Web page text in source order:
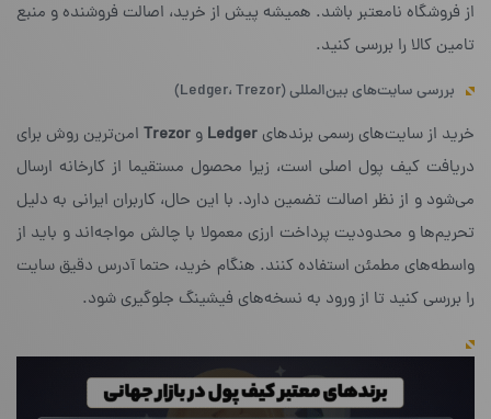
از فروشگاه نامعتبر باشد. همیشه پیش از خرید، اصالت فروشنده و منبع
تامین کالا را بررسی کنید.
بررسی سایت‌های بین‌المللی (Ledger، Trezor)
خرید از سایت‌های رسمی برندهای Ledger و Trezor امن‌ترین روش برای
دریافت کیف پول اصلی است، زیرا محصول مستقیما از کارخانه ارسال
می‌شود و از نظر اصالت تضمین دارد. با این حال، کاربران ایرانی به دلیل
تحریم‌ها و محدودیت پرداخت ارزی معمولا با چالش مواجه‌اند و باید از
واسطه‌های مطمئن استفاده کنند. هنگام خرید، حتما آدرس دقیق سایت
را بررسی کنید تا از ورود به نسخه‌های فیشینگ جلوگیری شود.